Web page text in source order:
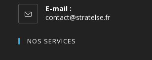
E-mail :
contact@stratelse.fr
NOS SERVICES